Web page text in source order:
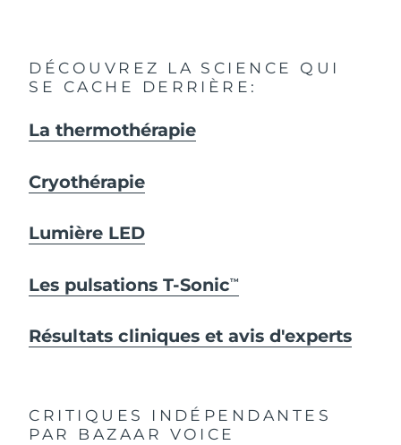
DÉCOUVREZ LA SCIENCE QUI
SE CACHE DERRIÈRE:
La thermothérapie
Cryothérapie
Lumière LED
Les pulsations T-SonicTM
Résultats cliniques et avis d'experts
CRITIQUES INDÉPENDANTES
PAR BAZAAR VOICE